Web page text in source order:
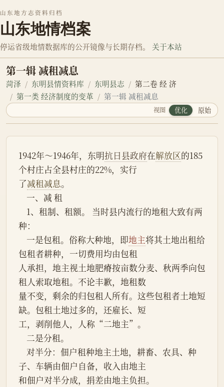
山东地方志资料归档
山东地情档案
停运省级地情数据库的公开镜像与长期存档。 关于本站
第一辑 减租减息
菏泽 东明县情资料库 东明县志
第二卷 经 济
第一类 经济制度的变革
第一辑 减租减息
视图 优化 原始
1942年～1946年，东明抗日县政府在解放区的185
个村庄占全县村庄的22%，实行
了减租减息。
    一、减 租
种：
    一是包租。俗称大种地，即
地主将其土地出租给
包租者耕种，一切费用均由包租
人承担，地主视土地肥瘠按亩数分麦、秋两季向包
租人索取地租。不论丰歉，地租数
量不变，剩余的归包租人所有。这些包租者土地短
缺。包租土地过多的，还雇长、短
工，剥削他人，人称“二地主”。
    二是分租。
子、车辆由佃户自备，收入由地主
和佃户对半分成，捐差由地主负担。